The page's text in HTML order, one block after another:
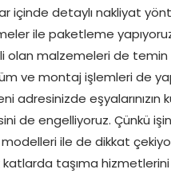
içinde detaylı nakliyat
ile paketleme
olan malzemeleri de
ve montaj işlemleri de
adresinizde eşyalarınızın
de engelliyoruz. Çünkü
ile de dikkat
katlarda taşıma